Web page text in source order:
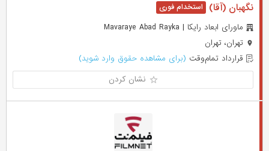
نگهبان (آقا)
ماورای ابعاد رایکا | Mavaraye Abad Rayka
تهران، تهران
قرارداد تمام‌وقت (برای مشاهده حقوق وارد شوید)
نشان کردن